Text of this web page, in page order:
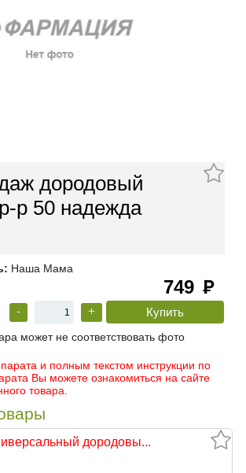
дородовый
р 50 надежда
Наша Мама
749 руб
- +
может не соответствовать фото
и полным текстом инструкции по
Вы можете ознакомиться на сайте
товара.
дородовы...